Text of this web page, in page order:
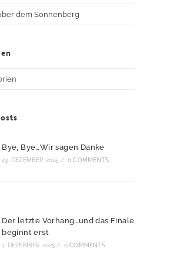
dem Sonnenberg
Bye, Bye…Wir sagen Danke
23. DEZEMBER 2025 / 0 COMMENTS
Der letzte Vorhang…und das Finale
beginnt erst
1. DEZEMBER 2025 / 0 COMMENTS